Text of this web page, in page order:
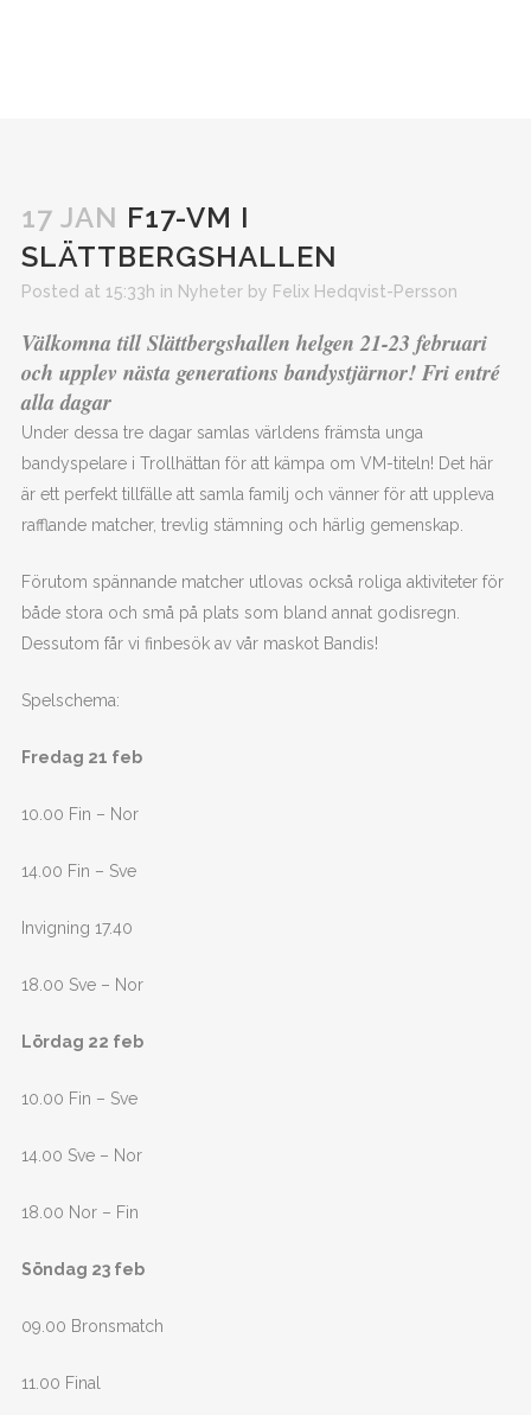
17 JAN F17-VM I
SLÄTTBERGSHALLEN
Posted at 15:33h in Nyheter by Felix Hedqvist-Persson
Välkomna till Slättbergshallen helgen 21-23 februari
och upplev nästa generations bandystjärnor! Fri entré
alla dagar
Under dessa tre dagar samlas världens främsta unga
bandyspelare i Trollhättan för att kämpa om VM-titeln! Det här
är ett perfekt tillfälle att samla familj och vänner för att uppleva
rafflande matcher, trevlig stämning och härlig gemenskap.
Förutom spännande matcher utlovas också roliga aktiviteter för
både stora och små på plats som bland annat godisregn.
Dessutom får vi finbesök av vår maskot Bandis!
Spelschema:
Fredag 21 feb
10.00 Fin – Nor
14.00 Fin – Sve
Invigning 17.40
18.00 Sve – Nor
Lördag 22 feb
10.00 Fin – Sve
14.00 Sve – Nor
18.00 Nor – Fin
Söndag 23 feb
09.00 Bronsmatch
11.00 Final